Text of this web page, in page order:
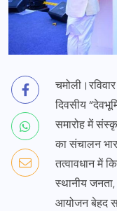
दिवसीय
समारोह में
का संचालन
तत्वावधान में
स्थानीय
आयोजन बेहद